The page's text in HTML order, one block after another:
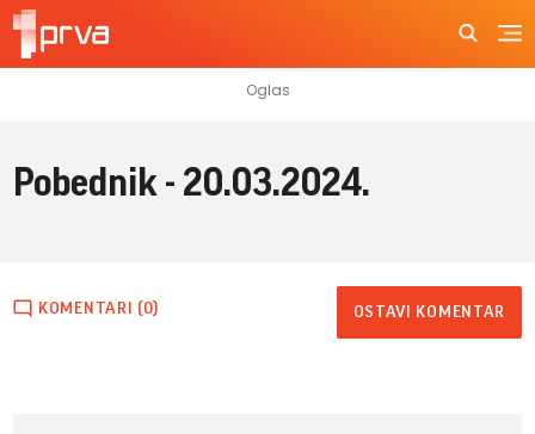
Pobednik - 20.03.2024.
KOMENTARI (0) OSTAVI KOMENTAR